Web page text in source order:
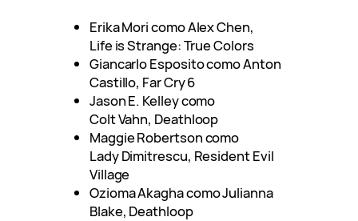
Erika Mori como Alex Chen,
Life is Strange: True Colors
Giancarlo Esposito como Anton
Castillo, Far Cry 6
Jason E. Kelley como
Colt Vahn, Deathloop
Maggie Robertson como
Lady Dimitrescu, Resident Evil
Village
Ozioma Akagha como Julianna
Blake, Deathloop